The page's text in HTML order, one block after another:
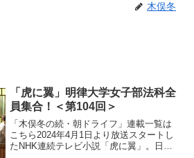
木俣冬
「虎に翼」明律大学女子部法科全
員集合！＜第104回＞
「木俣冬の続・朝ドライフ」連載一覧は
こちら2024年4月1日より放送スタートし
たNHK連続テレビ小説「虎に翼」。日本